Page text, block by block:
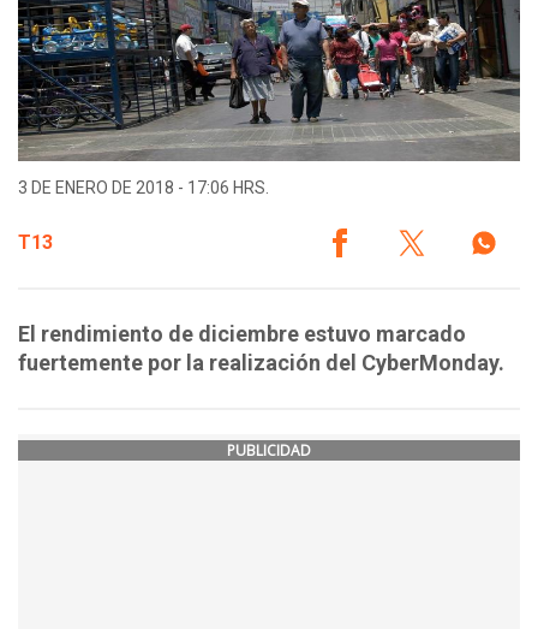
3 DE ENERO DE 2018 - 17:06 HRS.
T13
El rendimiento de diciembre estuvo marcado
fuertemente por la realización del CyberMonday.
PUBLICIDAD